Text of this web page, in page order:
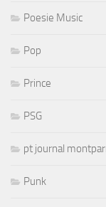
Poesie Music
Pop
Prince
PSG
pt journal
Punk